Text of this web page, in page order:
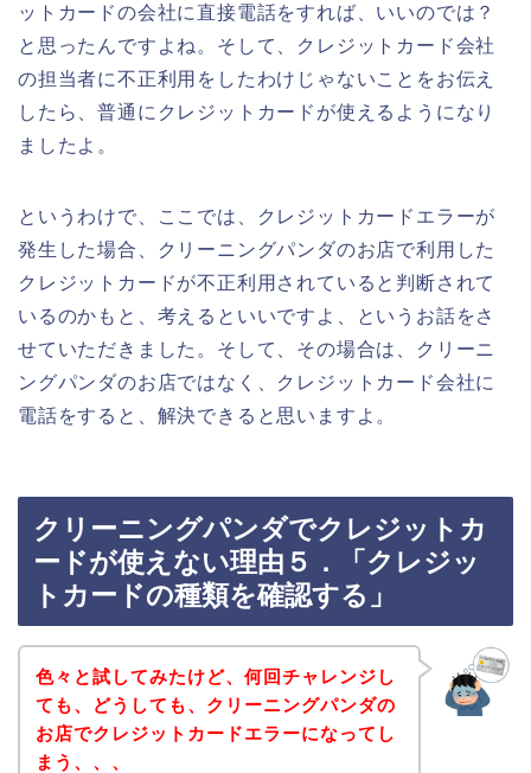
ットカードの会社に直接電話をすれば、いいのでは？
と思ったんですよね。そして、クレジットカード会社
の担当者に不正利用をしたわけじゃないことをお伝え
したら、普通にクレジットカードが使えるようになり
ましたよ。
というわけで、ここでは、クレジットカードエラーが
発生した場合、クリーニングパンダのお店で利用した
クレジットカードが不正利用されていると判断されて
いるのかもと、考えるといいですよ、というお話をさ
せていただきました。そして、その場合は、クリーニ
ングパンダのお店ではなく、クレジットカード会社に
電話をすると、解決できると思いますよ。
クリーニングパンダでクレジットカ
ードが使えない理由５．「クレジッ
トカードの種類を確認する」
色々と試してみたけど、何回チャレンジし
ても、どうしても、クリーニングパンダの
お店でクレジットカードエラーになってし
まう、、、